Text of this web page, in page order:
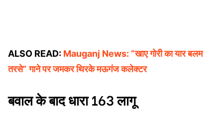
ALSO READ: Mauganj News: “खाए गोरी का यार बलम
तरसे” गाने पर जमकर थिरके मऊगंज कलेक्टर
बवाल के बाद धारा 163 लागू